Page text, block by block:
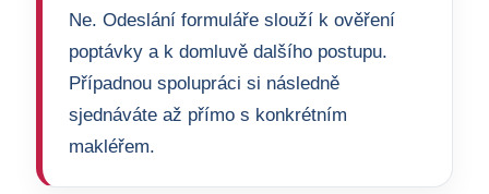
Ne. Odeslání formuláře slouží k ověření
poptávky a k domluvě dalšího postupu.
Případnou spolupráci si následně
sjednáváte až přímo s konkrétním
makléřem.